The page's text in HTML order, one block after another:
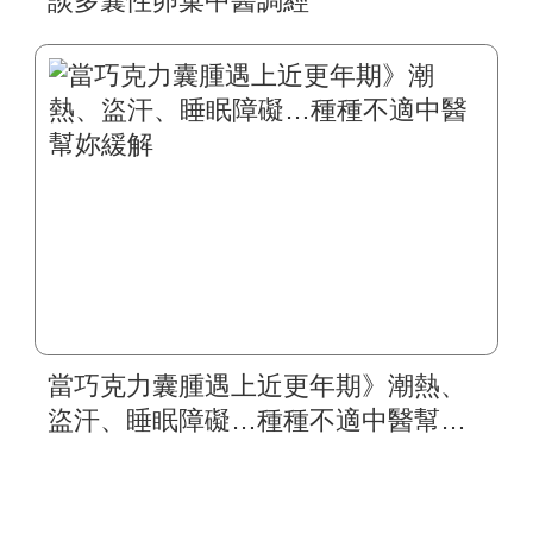
當巧克力囊腫遇上近更年期》潮熱、
盜汗、睡眠障礙…種種不適中醫幫妳